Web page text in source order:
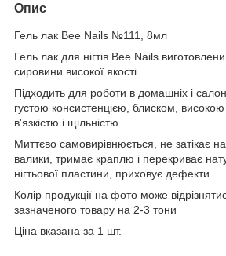
Опис
Гель лак Bee Nails №111, 8мл
Гель лак для нігтів Bee Nails
сировини високої якості.
Підходить для роботи в домашніх і
густою консистенцією, блиском, високою
в'язкістю і щільністю.
Миттєво самовирівнюється, не затікає на
валики, тримає краплю і перекриває
нігтьової пластини, приховує дефекти.
Колір продукції на фото може
зазначеного товару на 2-3 тони
Ціна вказана за 1 шт.